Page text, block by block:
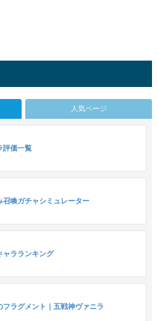
人気ページ
評価一覧
召喚ガチャシミュレーター
ャラランキング
フラグメント｜五戦神ヴァニラ